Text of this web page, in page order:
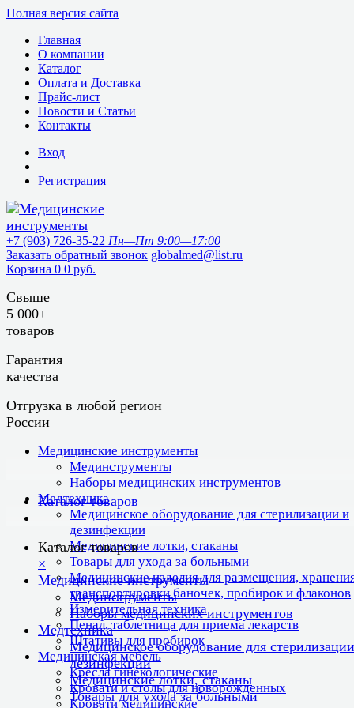
Полная версия сайта
Главная
О компании
Каталог
Оплата и Доставка
Прайс-лист
Новости и Статьи
Контакты
Вход
Регистрация
+7 (903) 726-35-22 Пн—Пт 9:00—17:00
Заказать обратный звонок globalmed@list.ru
Корзина 0 0 руб.
Свыше
5 000+
товаров
Гарантия
качества
Отгрузка в любой регион
России
Медицинские инструменты
Мединструменты
Наборы медицинских инструментов
Медтехника
Медицинское оборудование для стерилизации и
дезинфекции
Медицинские лотки, стаканы
Товары для ухода за больными
Медицинские изделия для размещения,
транспортировки баночек, пробирок и флаконов
Измерительная техника
Пенал, таблетница для приема лекарств
Штативы для пробирок
Медицинская мебель
Кресла гинекологические
Кровати и столы для новорожденных
Кровати медицинские
Каталог товаров
Каталог товаров
×
Медицинские инструменты
Мединструменты
Наборы медицинских инструментов
Медтехника
Медицинское оборудование для
дезинфекции
Медицинские лотки, стаканы
Товары для ухода за больными